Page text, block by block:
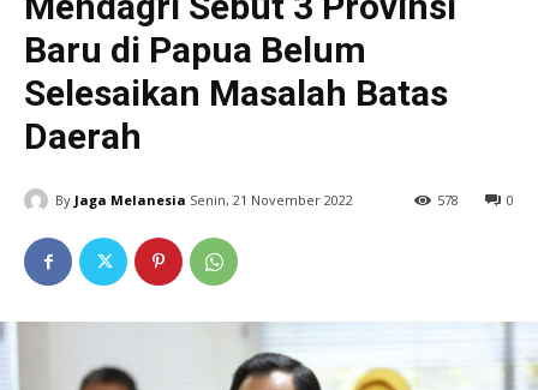
Baru di Papua Belum
Selesaikan Masalah Batas
Daerah
By Jaga Melanesia Senin, 21 November 2022 0
578